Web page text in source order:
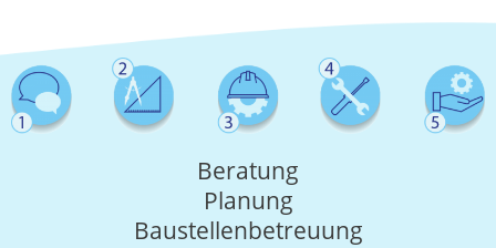
Beratung
Planung
Baustellenbetreuung
beratung